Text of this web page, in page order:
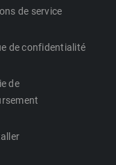
de service
de confidentialité
de